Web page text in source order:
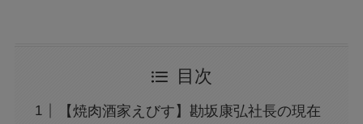
目次
【焼肉酒家えびす】勘坂康弘社長の現在